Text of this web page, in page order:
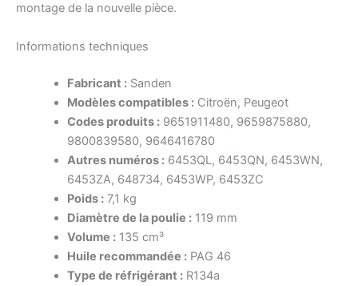
montage de la nouvelle pièce.
Informations techniques
Fabricant :Sanden
Modèles compatibles :Citroën, Peugeot
Codes produits :9651911480, 9659875880,
9800839580, 9646416780
Autres numéros :6453QL, 6453QN, 6453WN,
6453ZA, 648734, 6453WP, 6453ZC
Poids :7,1 kg
Diamètre de la poulie :119 mm
Volume :135 cm³
Huile recommandée :PAG 46
Type de réfrigérant :R134a